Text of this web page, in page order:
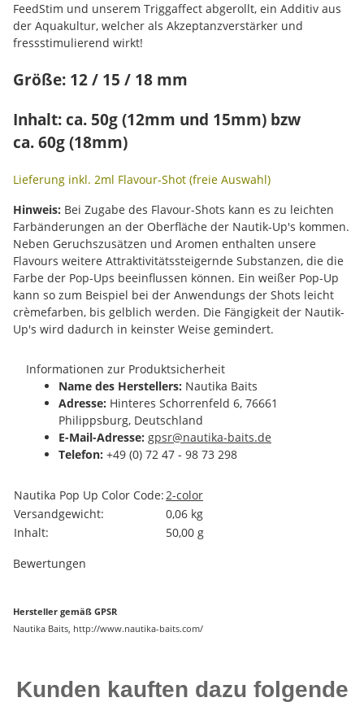
FeedStim und unserem Triggaffect abgerollt, ein Additiv aus
der Aquakultur, welcher als Akzeptanzverstärker und
fressstimulierend wirkt!
Größe: 12 / 15 / 18 mm
Inhalt: ca. 50g (12mm und 15mm) bzw
ca. 60g (18mm)
Lieferung inkl. 2ml Flavour-Shot (freie Auswahl)
Hinweis: Bei Zugabe des Flavour-Shots kann es zu leichten
Farbänderungen an der Oberfläche der Nautik-Up's kommen.
Neben Geruchszusätzen und Aromen enthalten unsere
Flavours weitere Attraktivitätssteigernde Substanzen, die die
Farbe der Pop-Ups beeinflussen können. Ein weißer Pop-Up
kann so zum Beispiel bei der Anwendungs der Shots leicht
crèmefarben, bis gelblich werden. Die Fängigkeit der Nautik-
Up's wird dadurch in keinster Weise gemindert.
Informationen zur Produktsicherheit
Name des Herstellers: Nautika Baits
Adresse: Hinteres Schorrenfeld 6, 76661
Philippsburg, Deutschland
E-Mail-Adresse: gpsr@nautika-baits.de
Telefon: +49 (0) 72 47 - 98 73 298
Produkteigenschaft
Wert
Nautika Pop Up Color Code:2-color
Versandgewicht:
0,06 kg
Inhalt:
50,00 g
Bewertungen
Hersteller gemäß GPSR
Nautika Baits, http://www.nautika-baits.com/
Kunden kauften dazu folgende